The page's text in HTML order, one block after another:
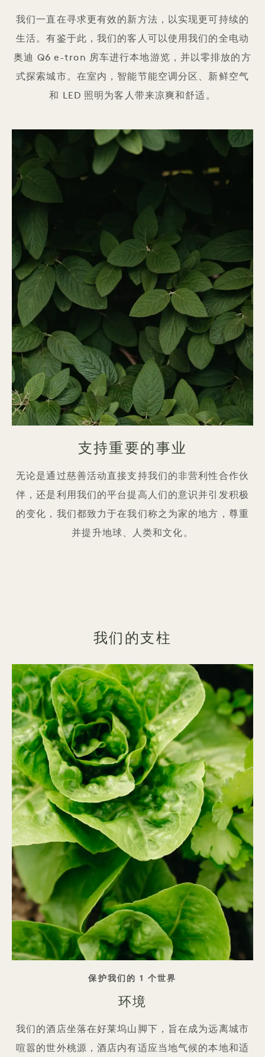
我们一直在寻求更有效的新方法，以实现更可持续的
生活。有鉴于此，我们的客人可以使用我们的全电动
奥迪 Q6 e-tron 房车进行本地游览，并以零排放的方
式探索城市。在室内，智能节能空调分区、新鲜空气
和 LED 照明为客人带来凉爽和舒适。
支持重要的事业
无论是通过慈善活动直接支持我们的非营利性合作伙
伴，还是利用我们的平台提高人们的意识并引发积极
的变化，我们都致力于在我们称之为家的地方，尊重
并提升地球、人类和文化。
我们的支柱
标语
保护我们的 1 个世界
环境
我们的酒店坐落在好莱坞山脚下，旨在成为远离城市
喧嚣的世外桃源，酒店内有适应当地气候的本地和适